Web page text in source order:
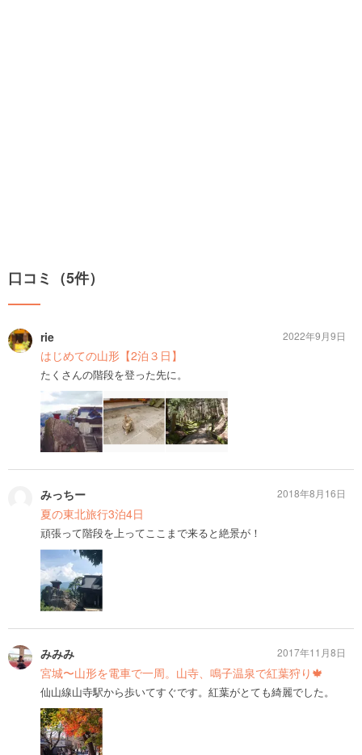
口コミ（5件）
rie
はじめての山形【2泊３日】
たくさんの階段を登った先に。
2022年9月9日
みっちー
夏の東北旅行3泊4日
頑張って階段を上ってここまで来ると絶景が！
2018年8月16日
みみみ
宮城〜山形を電車で一周。山寺、鳴子温泉で紅葉狩り🍁
仙山線山寺駅から歩いてすぐです。紅葉がとても綺麗でした。
2017年11月8日